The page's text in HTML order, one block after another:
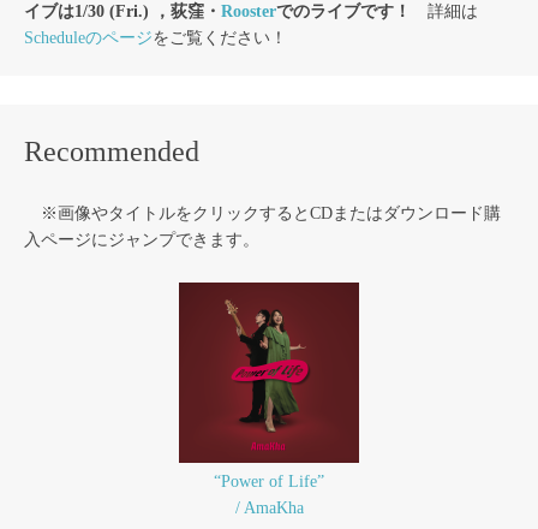
イブは1/30 (Fri.) ，荻窪・ Roosterでのライブです！
詳細は
Scheduleのページをご覧ください！
Recommended
※画像やタイトルをクリックするとCDまたはダウンロード購
入ページにジャンプできます。
“Power of Life”
/ AmaKha